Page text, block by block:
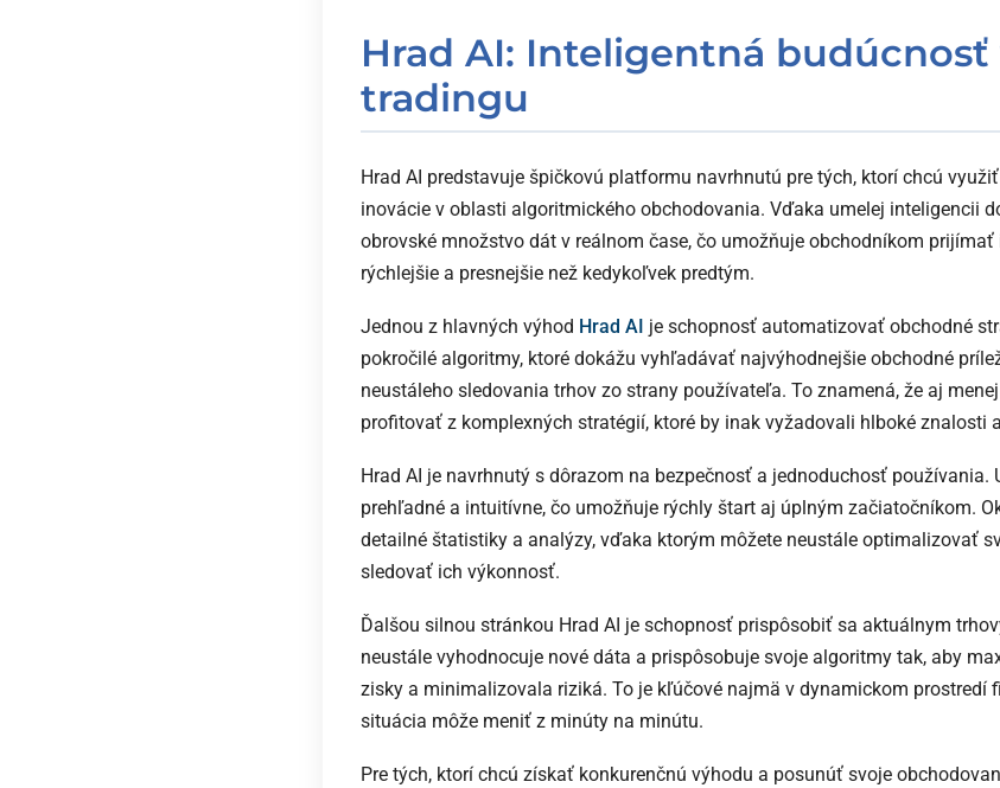
Hrad AI: Inteligentná budúcnosť
tradingu
Hrad AI predstavuje špičkovú platformu navrhnutú pre tých, ktorí chcú
inovácie v oblasti algoritmického obchodovania. Vďaka umelej inteligencii
obrovské množstvo dát v reálnom čase, čo umožňuje obchodníkom
rýchlejšie a presnejšie než kedykoľvek predtým.
Jednou z hlavných výhod Hrad AI je schopnosť automatizovať obchodné
pokročilé algoritmy, ktoré dokážu vyhľadávať najvýhodnejšie obchodné
neustáleho sledovania trhov zo strany používateľa. To znamená, že aj
profitovať z komplexných stratégií, ktoré by inak vyžadovali hlboké znalosti
Hrad AI je navrhnutý s dôrazom na bezpečnosť a jednoduchosť používania.
prehľadné a intuitívne, čo umožňuje rýchly štart aj úplným začiatočníkom.
detailné štatistiky a analýzy, vďaka ktorým môžete neustále optimalizovať
sledovať ich výkonnosť.
Ďalšou silnou stránkou Hrad AI je schopnosť prispôsobiť sa aktuálnym
neustále vyhodnocuje nové dáta a prispôsobuje svoje algoritmy tak, aby
zisky a minimalizovala riziká. To je kľúčové najmä v dynamickom prostredí
situácia môže meniť z minúty na minútu.
Pre tých, ktorí chcú získať konkurenčnú výhodu a posunúť svoje